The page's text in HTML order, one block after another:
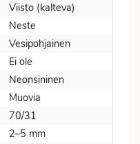
Viisto (kalteva)
Neste
Vesipohjainen
Ei ole
Neonsininen
Muovia
70/31
2–5 mm